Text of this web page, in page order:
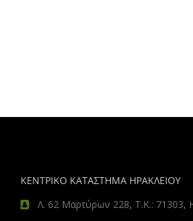
ΚΕΝΤΡΙΚΟ ΚΑΤΑΣΤΗΜΑ ΗΡΑΚΛΕΙΟΥ
Λ. 62 Μαρτύρων 228, Τ.Κ.: 71303,